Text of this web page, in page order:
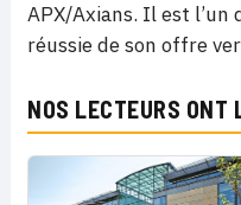
APX/Axians. Il est
réussie de son offre
NOS LECTEURS ONT